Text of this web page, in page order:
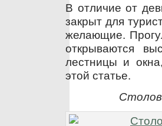
В отличие от
закрыт для
желающие.
открываются
лестницы и
этой статье.